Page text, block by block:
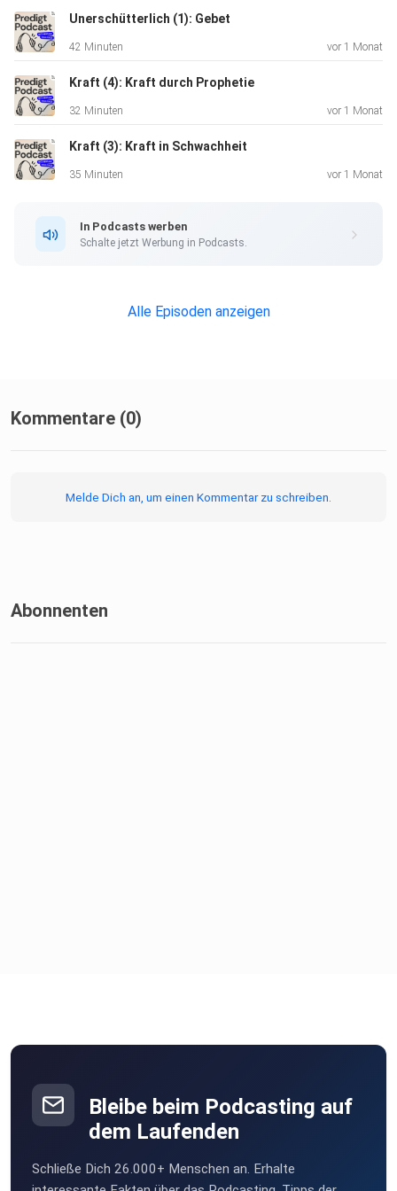
Unerschütterlich (1): Gebet
42 Minuten vor 1 Monat
Kraft (4): Kraft durch Prophetie
32 Minuten vor 1 Monat
Kraft (3): Kraft in Schwachheit
35 Minuten vor 1 Monat
In Podcasts werben
Schalte jetzt Werbung in Podcasts.
Alle Episoden anzeigen
Kommentare (0)
Melde Dich an, um einen Kommentar zu schreiben.
Abonnenten
Bleibe beim Podcasting auf
dem Laufenden
Schließe Dich 26.000+ Menschen an. Erhalte